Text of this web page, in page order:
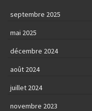
septembre 2025
mai 2025
décembre 2024
août 2024
juillet 2024
novembre 2023